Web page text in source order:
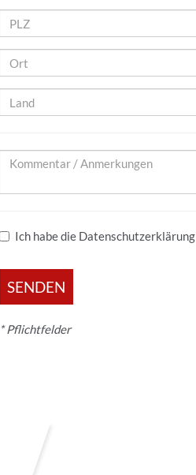
PLZ
Ort
Land
Kommentar
Anmerkungen
Ich habe die Datenschutzerklärung
* Pflichtfelder